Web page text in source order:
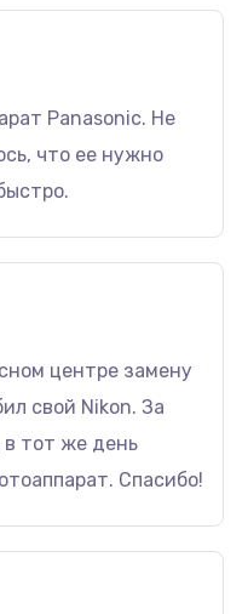
Panasonic. Не
что ее нужно
центре замену
свой Nikon. За
в тот же день
Спасибо!